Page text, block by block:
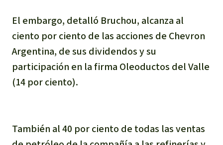
El embargo, detalló Bruchou, alcanza al
ciento por ciento de las acciones de Chevron
Argentina, de sus dividendos y su
participación en la firma Oleoductos del Valle
(14 por ciento).
También al 40 por ciento de todas las ventas